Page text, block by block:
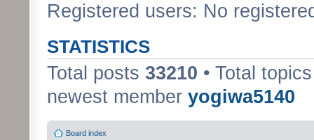
Registered users: No
STATISTICS
Total posts 33210 • Total
newest member yogiwa5140
Board index